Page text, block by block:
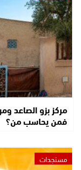
مركز بزو الصاعد
فمن يحاسب من؟
مستجدات